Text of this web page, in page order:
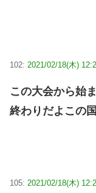
102: 2021/02/18(木)
この大会から始
終わりだよこの国
105: 2021/02/18(木)